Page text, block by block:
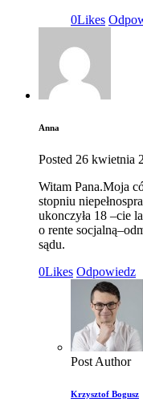
0Likes
Anna
Posted 26 kwietnia
Witam Pana.Moja
stopniu
ukonczyła 18 –cie
o rente
sądu.
0Likes Odpowiedz
Post Author
Krzysztof Bogusz